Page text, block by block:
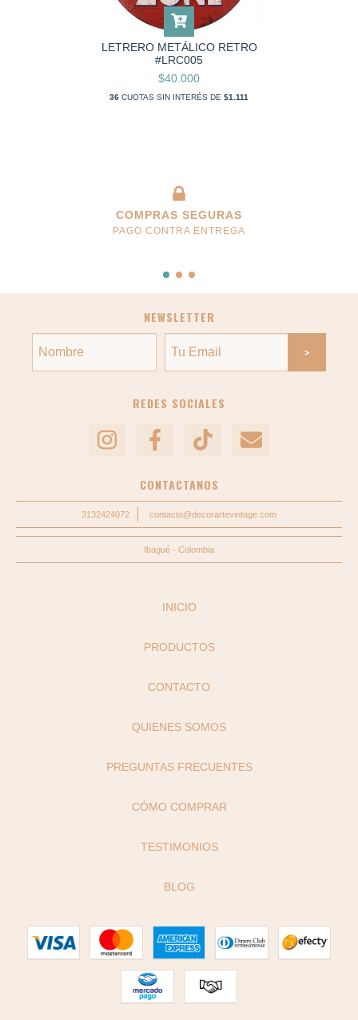
LETRERO METÁLICO RETRO
#LRC005
$40.000
36 CUOTAS SIN INTERÉS DE $1.111
COMPRAS SEGURAS
PAGO CONTRA ENTREGA
NEWSLETTER
REDES SOCIALES
CONTACTANOS
3132424072 contacto@decorartevintage.com
Ibagué - Colombia
INICIO
PRODUCTOS
CONTACTO
QUIENES SOMOS
PREGUNTAS FRECUENTES
CÓMO COMPRAR
TESTIMONIOS
BLOG